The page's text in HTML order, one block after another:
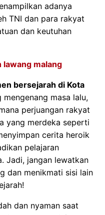
adanya
TNI dan para rakyat
dan keutuhan
malang
bersejarah di Kota
masa lalu,
perjuangan rakyat
yang merdeka seperti
cerita heroik
pelajaran
Jadi, jangan lewatkan
dan menikmati sisi lain
dan nyaman saat